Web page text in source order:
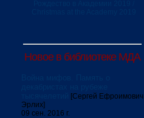
Новое в библиотеке МДА
[Сергей Ефроимович
Эрлих]
09 сен. 2016 г.